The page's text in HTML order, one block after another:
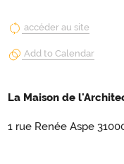
accéder au site
Add to Calendar
La Maison de
1 rue Renée Aspe